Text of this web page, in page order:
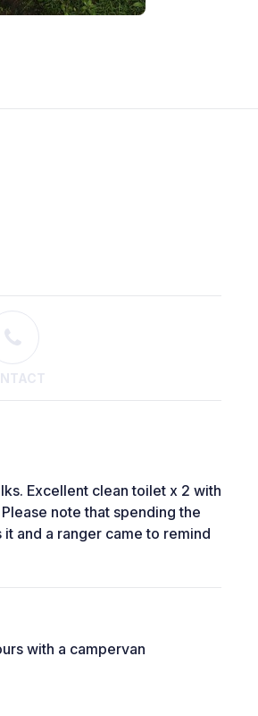
Excellent clean toilet x 2 with
note that spending the
and a ranger came to remind
with a campervan